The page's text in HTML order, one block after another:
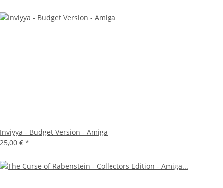
Inviyya - Budget Version - Amiga
25,00 € *